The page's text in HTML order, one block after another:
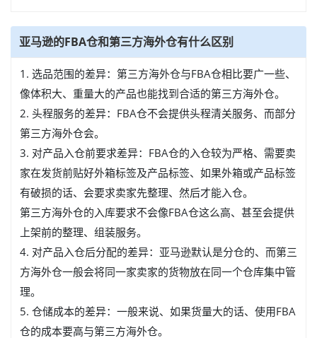
亚马逊的FBA仓和第三方海外仓有什么区别
1. 选品范围的差异：第三方海外仓与FBA仓相比要广一些、
像体积大、重量大的产品也能找到合适的第三方海外仓。
2. 头程服务的差异：FBA仓不会提供头程清关服务、而部分
第三方海外仓会。
3. 对产品入仓前要求差异：FBA仓的入仓较为严格、需要卖
家在发货前贴好外箱标签及产品标签、如果外箱或产品标签
有破损的话、会要求卖家先整理、然后才能入仓。
第三方海外仓的入库要求不会像FBA仓这么高、甚至会提供
上架前的整理、组装服务。
4. 对产品入仓后分配的差异：亚马逊默认是分仓的、而第三
方海外仓一般会将同一家卖家的货物放在同一个仓库集中管
理。
5. 仓储成本的差异：一般来说、如果货量大的话、使用FBA
仓的成本要高与第三方海外仓。